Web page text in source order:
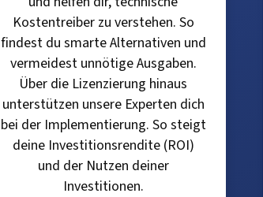
Kostentreiber zu verstehen. So
findest du smarte Alternativen und
vermeidest unnötige Ausgaben.
Über die Lizenzierung hinaus
unterstützen unsere Experten dich
bei der Implementierung. So steigt
deine Investitionsrendite (ROI)
und der Nutzen deiner
Investitionen.